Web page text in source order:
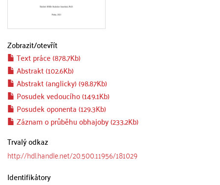
Zobrazit/otevřít
Text práce (878.7Kb)
Abstrakt (102.6Kb)
Abstrakt (anglicky) (98.87Kb)
Posudek vedoucího (149.1Kb)
Posudek oponenta (129.3Kb)
Záznam o průběhu obhajoby (233.2Kb)
Trvalý odkaz
http://hdl.handle.net/20.500.11956/181029
Identifikátory